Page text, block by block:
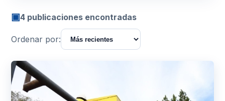
▣4 publicaciones encontradas
Ordenar por: